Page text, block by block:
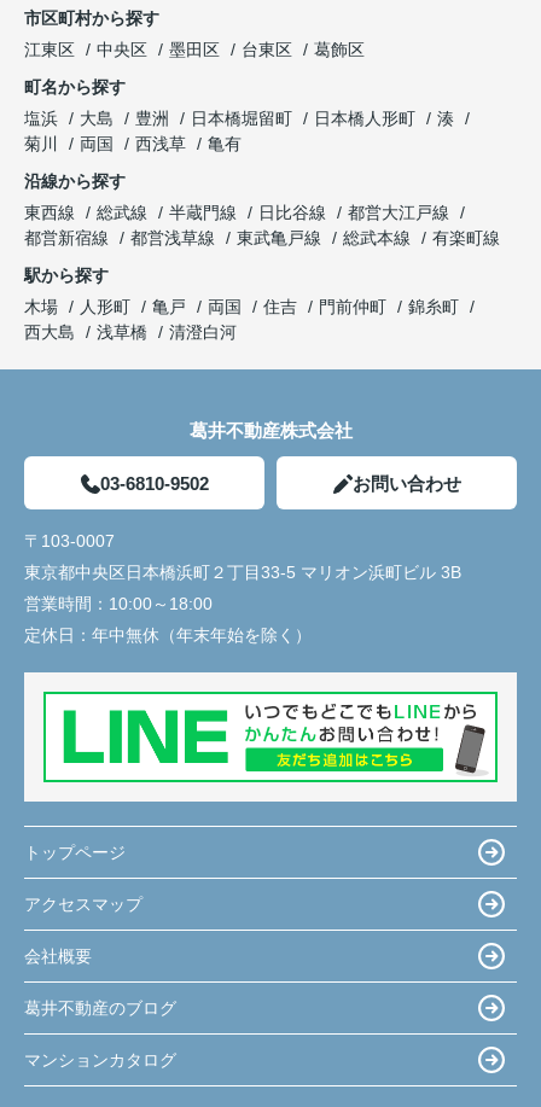
市区町村から探す
江東区
中央区 墨田区 台東区
葛飾区
町名から探す
塩浜
大島 豊洲 日本橋堀留町 日本橋人形町
湊
菊川
両国 西浅草
亀有
沿線から探す
東西線
総武線 半蔵門線 日比谷線
都営大江戸線
都営新宿線
都営浅草線 東武亀戸線 総武本線
有楽町線
駅から探す
木場
人形町 亀戸 両国 住吉 門前仲町
錦糸町
西大島
浅草橋 清澄白河
葛井不動産株式会社
03-6810-9502 お問い合わせ
〒103-0007
東京都中央区日本橋浜町２丁目33-5 マリオン浜町ビル 3B
営業時間： 10:00～18:00
定休日： 年中無休（年末年始を除く）
トップページ
アクセスマップ
会社概要
葛井不動産のブログ
マンションカタログ